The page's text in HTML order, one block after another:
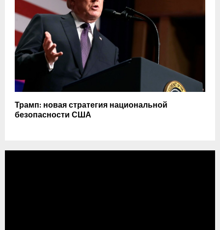
Трамп: новая стратегия национальной
безопасности США